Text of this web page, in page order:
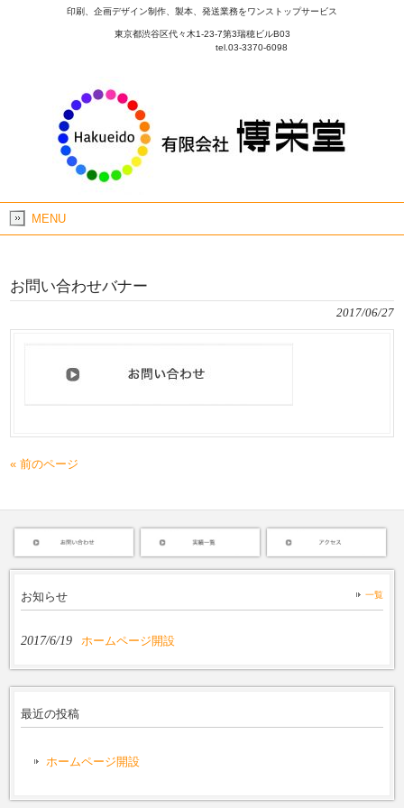
印刷、企画デザイン制作、製本、発送業務をワンストップサービス
東京都渋谷区代々木1-23-7第3瑞穂ビルB03
tel.03-3370-6098
MENU
お問い合わせバナー
2017/06/27
« 前のページ
お知らせ 一覧
2017/6/19 ホームページ開設
最近の投稿
ホームページ開設